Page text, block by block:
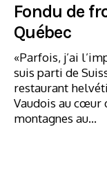
Fondu de
Québec
«Parfois, j’ai
suis parti de
restaurant
Vaudois au cœur
montagnes au…